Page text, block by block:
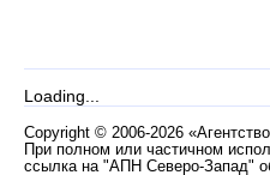
Loading...
Copyright © 2006-2026
При полном или частичном
ссылка на "АПН Северо-Запад"